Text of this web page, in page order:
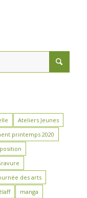
Ateliers Jeunes
printemps 2020
des arts
manga